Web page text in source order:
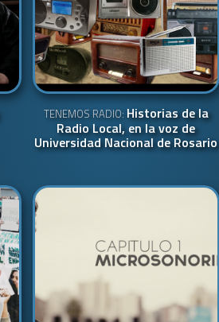
TENEMOS RADIO: Historias de la
Radio Local, en la voz de
Universidad Nacional de Rosario